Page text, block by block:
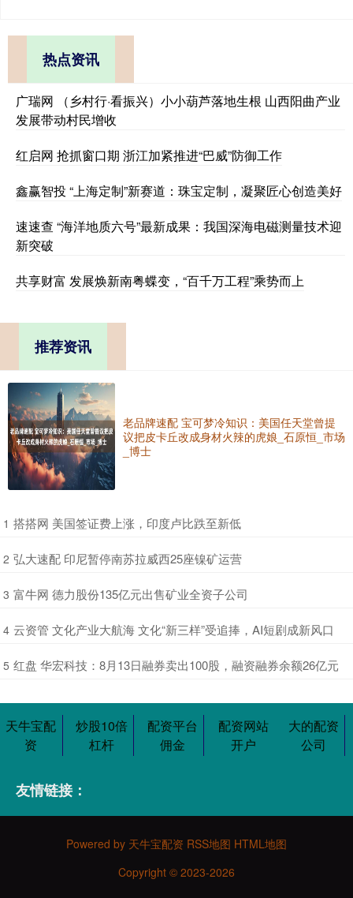
热点资讯
广瑞网 （乡村行·看振兴）小小葫芦落地生根 山西阳曲产业
发展带动村民增收
红启网 抢抓窗口期 浙江加紧推进“巴威”防御工作
鑫赢智投 “上海定制”新赛道：珠宝定制，凝聚匠心创造美好
速速查 “海洋地质六号”最新成果：我国深海电磁测量技术迎
新突破
共享财富 发展焕新南粤蝶变，“百千万工程”乘势而上
推荐资讯
老品牌速配 宝可梦冷知识：美国任天堂曾提
议把皮卡丘改成身材火辣的虎娘_石原恒_市场
_博士
1 ​搭搭网 美国签证费上涨，印度卢比跌至新低
2 ​弘大速配 印尼暂停南苏拉威西25座镍矿运营
3 ​富牛网 德力股份135亿元出售矿业全资子公司
4 ​云资管 文化产业大航海 文化“新三样”受追捧，AI短剧成新风口
5 ​红盘 华宏科技：8月13日融券卖出100股，融资融券余额26亿元
天牛宝配
资
炒股10倍
杠杆
配资平台
佣金
配资网站
开户
大的配资
公司
友情链接：
Powered by 天牛宝配资 RSS地图 HTML地图
Copyright © 2023-2026